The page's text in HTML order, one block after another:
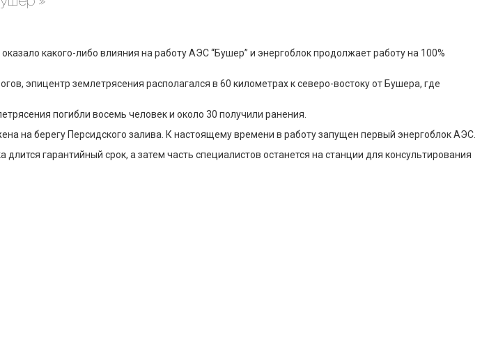
какого-либо влияния на работу АЭС “Бушер” и энергоблок продолжает работу на 100%
эпицентр землетрясения располагался в 60 километрах к северо-востоку от Бушера, где
погибли восемь человек и около 30 получили ранения.
на берегу Персидского залива. К настоящему времени в работу запущен первый энергоблок АЭС.
гарантийный срок, а затем часть специалистов останется на станции для консультирования